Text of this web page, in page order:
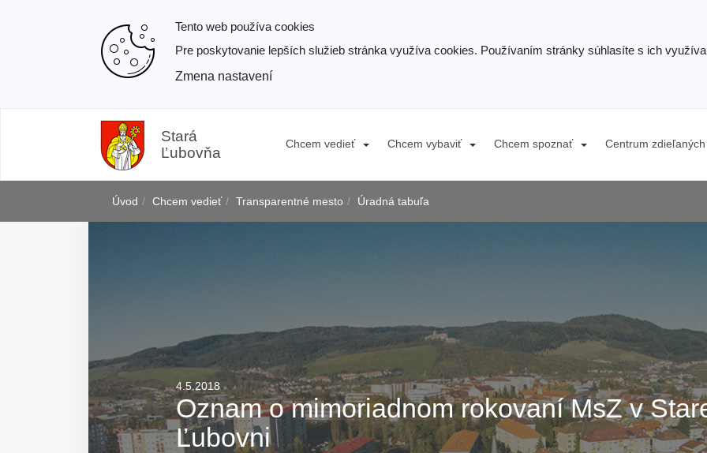
Tento web používa cookies
Pre poskytovanie lepších služieb stránka využíva cookies. Používaním stránky súhlasíte s ich
Zmena nastavení
Stará
Ľubovňa
Chcem vedieť Chcem vybaviť Chcem spoznať Centrum
Úvod Chcem vedieť Transparentné mesto Úradná tabuľa
4.5.2018
Oznam o mimoriadnom rokovaní MsZ v
Ľubovni